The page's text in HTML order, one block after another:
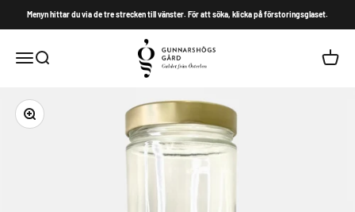
Menyn hittar du via de tre strecken till vänster. För att söka, klicka på förstoringsglaset.
MenySök
Gunnarshögs Gård
Zooma